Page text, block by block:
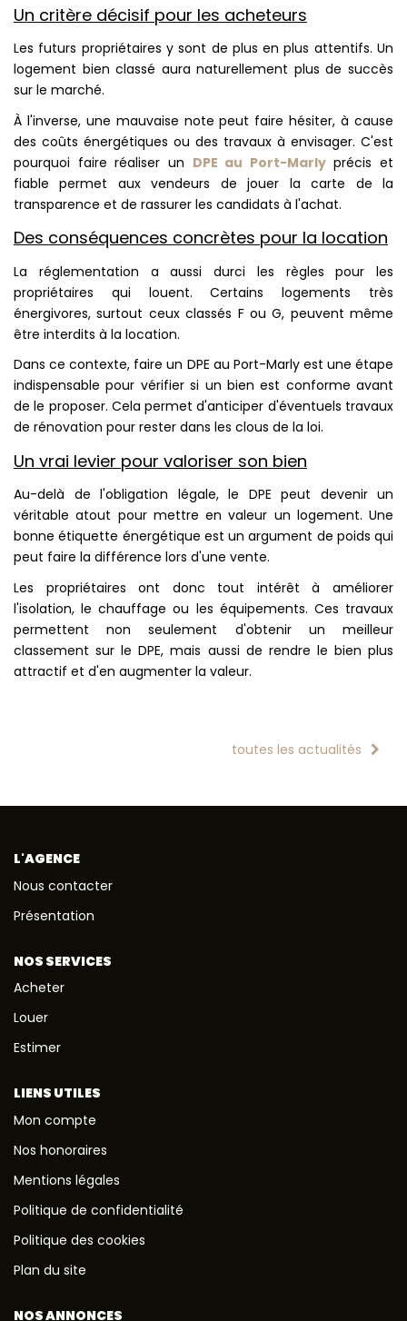
Un critère décisif pour les acheteurs
Les futurs propriétaires y sont de plus en plus attentifs. Un
logement bien classé aura naturellement plus de succès
sur le marché.
À l'inverse, une mauvaise note peut faire hésiter, à cause
des coûts énergétiques ou des travaux à envisager. C'est
pourquoi faire réaliser un DPE au Port-Marlyprécis et
fiable permet aux vendeurs de jouer la carte de la
transparence et de rassurer les candidats à l'achat.
Des conséquences concrètes pour la location
La réglementation a aussi durci les règles pour les
propriétaires qui louent. Certains logements très
énergivores, surtout ceux classés F ou G, peuvent même
être interdits à la location.
Dans ce contexte, faire un DPE au Port-Marly est une étape
indispensable pour vérifier si un bien est conforme avant
de le proposer. Cela permet d'anticiper d'éventuels travaux
de rénovation pour rester dans les clous de la loi.
Un vrai levier pour valoriser son bien
Au-delà de l'obligation légale, le DPE peut devenir un
véritable atout pour mettre en valeur un logement. Une
bonne étiquette énergétique est un argument de poids qui
peut faire la différence lors d'une vente.
Les propriétaires ont donc tout intérêt à améliorer
l'isolation, le chauffage ou les équipements. Ces travaux
permettent non seulement d'obtenir un meilleur
classement sur le DPE, mais aussi de rendre le bien plus
attractif et d'en augmenter la valeur.
toutes les actualités
L'AGENCE
Nous contacter
Présentation
NOS SERVICES
Acheter
Louer
Estimer
LIENS UTILES
Mon compte
Nos honoraires
Mentions légales
Politique de confidentialité
Politique des cookies
Plan du site
NOS ANNONCES